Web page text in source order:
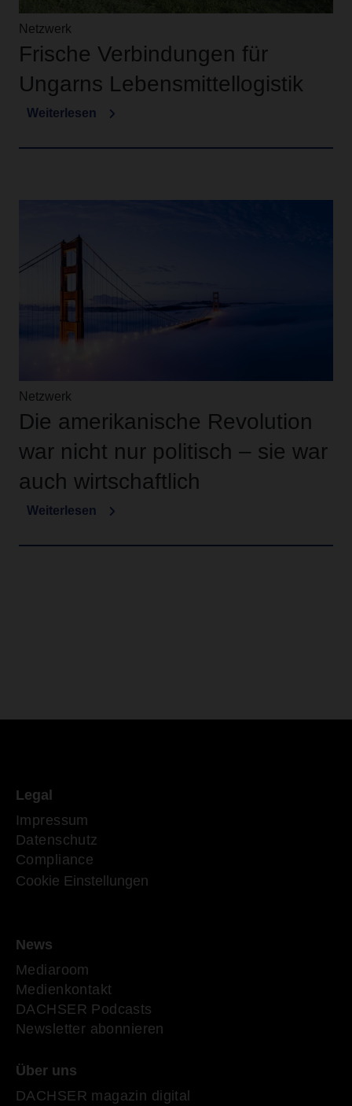
Netzwerk
Frische Verbindungen für
Ungarns Lebensmittellogistik
Weiterlesen
Netzwerk
Die amerikanische Revolution
war nicht nur politisch – sie war
auch wirtschaftlich
Weiterlesen
Legal
Impressum
Datenschutz
Compliance
Cookie Einstellungen
News
Mediaroom
Medienkontakt
DACHSER Podcasts
Newsletter abonnieren
Über uns
DACHSER magazin digital